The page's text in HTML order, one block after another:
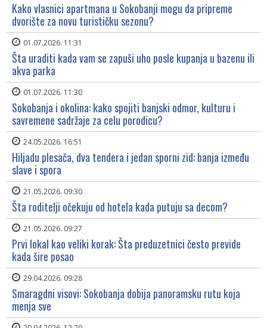
Kako vlasnici apartmana u Sokobanji mogu da pripreme
dvorište za novu turističku sezonu?
01.07.2026. 11:31
Šta uraditi kada vam se zapuši uho posle kupanja u bazenu ili
akva parka
01.07.2026. 11:30
Sokobanja i okolina: kako spojiti banjski odmor, kulturu i
savremene sadržaje za celu porodicu?
24.05.2026. 16:51
Hiljadu plesača, dva tendera i jedan sporni zid: banja između
slave i spora
21.05.2026. 09:30
Šta roditelji očekuju od hotela kada putuju sa decom?
21.05.2026. 09:27
Prvi lokal kao veliki korak: Šta preduzetnici često previde
kada šire posao
29.04.2026. 09:28
Smaragdni visovi: Sokobanja dobija panoramsku rutu koja
menja sve